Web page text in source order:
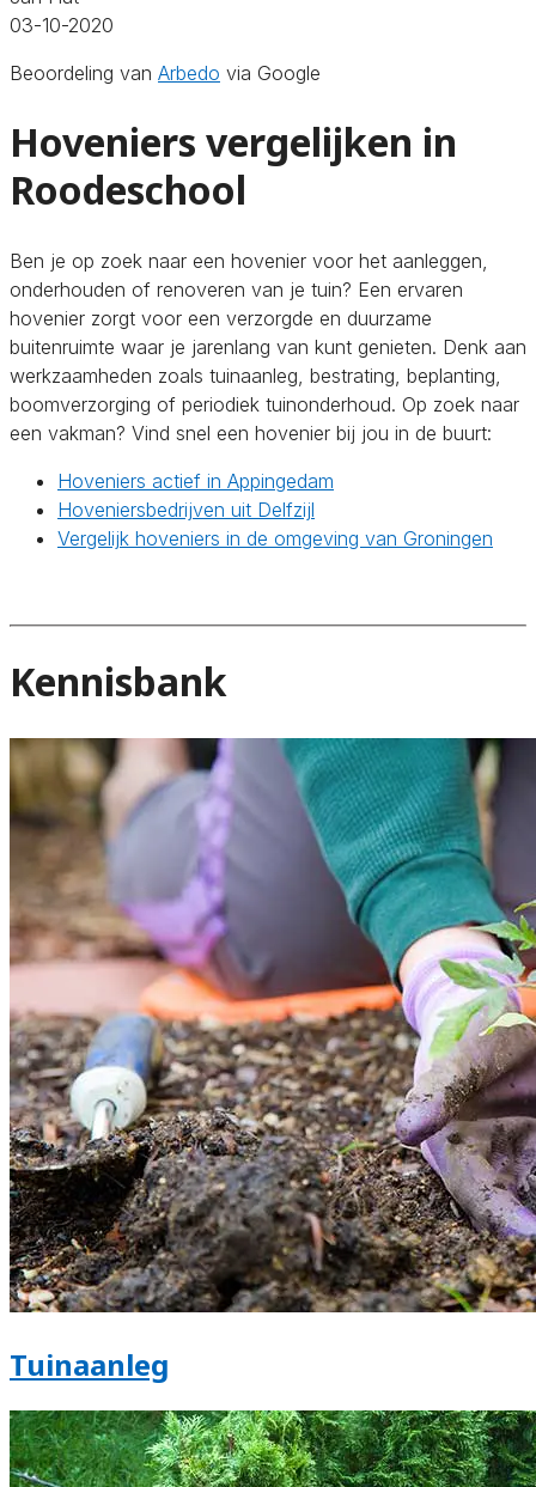
03-10-2020
Beoordeling van Arbedo via Google
Hoveniers vergelijken in
Roodeschool
Ben je op zoek naar een hovenier voor het aanleggen,
onderhouden of renoveren van je tuin? Een ervaren
hovenier zorgt voor een verzorgde en duurzame
buitenruimte waar je jarenlang van kunt genieten. Denk aan
werkzaamheden zoals tuinaanleg, bestrating, beplanting,
boomverzorging of periodiek tuinonderhoud. Op zoek naar
een vakman? Vind snel een hovenier bij jou in de buurt:
Hoveniers actief in Appingedam
Hoveniersbedrijven uit Delfzijl
Vergelijk hoveniers in de omgeving van Groningen
Kennisbank
Tuinaanleg